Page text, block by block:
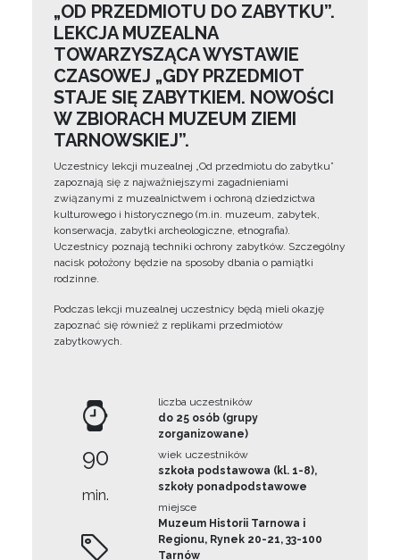
„OD PRZEDMIOTU DO ZABYTKU”.
LEKCJA MUZEALNA
TOWARZYSZĄCA WYSTAWIE
CZASOWEJ „GDY PRZEDMIOT
STAJE SIĘ ZABYTKIEM. NOWOŚCI
W ZBIORACH MUZEUM ZIEMI
TARNOWSKIEJ”.
Uczestnicy lekcji muzealnej „Od przedmiotu do zabytku”
zapoznają się z najważniejszymi zagadnieniami
związanymi z muzealnictwem i ochroną dziedzictwa
kulturowego i historycznego (m.in. muzeum, zabytek,
konserwacja, zabytki archeologiczne, etnografia).
Uczestnicy poznają techniki ochrony zabytków. Szczególny
nacisk położony będzie na sposoby dbania o pamiątki
rodzinne.
Podczas lekcji muzealnej uczestnicy będą mieli okazję
zapoznać się również z replikami przedmiotów
zabytkowych.
90
min.
liczba uczestników
do 25 osób (grupy
zorganizowane)
wiek uczestników
szkoła podstawowa (kl. 1-8),
szkoły ponadpodstawowe
miejsce
Muzeum Historii Tarnowa i
Regionu, Rynek 20-21, 33-100
Tarnów